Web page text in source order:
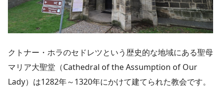
クトナー・ホラのセドレツという歴史的な地域にある聖母
マリア大聖堂（Cathedral of the Assumption of Our
Lady）は1282年～1320年にかけて建てられた教会です。